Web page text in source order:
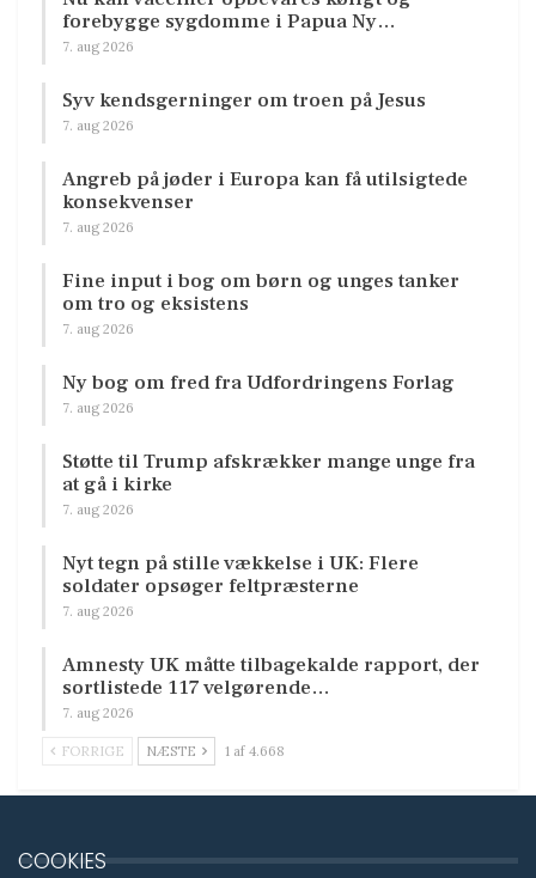
forebygge sygdomme i Papua Ny…
7. aug 2026
Syv kendsgerninger om troen på Jesus
7. aug 2026
Angreb på jøder i Europa kan få utilsigtede
konsekvenser
7. aug 2026
Fine input i bog om børn og unges tanker
om tro og eksistens
7. aug 2026
Ny bog om fred fra Udfordringens Forlag
7. aug 2026
Støtte til Trump afskrækker mange unge fra
at gå i kirke
7. aug 2026
Nyt tegn på stille vækkelse i UK: Flere
soldater opsøger feltpræsterne
7. aug 2026
Amnesty UK måtte tilbagekalde rapport, der
sortlistede 117 velgørende…
7. aug 2026
FORRIGE NÆSTE 1 af 4.668
COOKIES